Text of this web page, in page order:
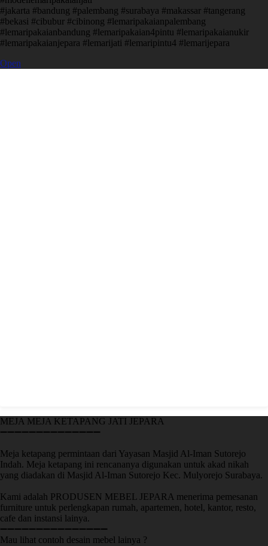
#jakarta #bandung #palembang #surabaya #makassar #tangerang
#bekasi #cibubur #cibinong #lemaripakaianpalembang
#lemaripakaianbandung #lemaripakaian4pintu #lemaripakaianukir
#lemaripakaianjepara #lemarijati #lemaripintu4 #lemarijepara
Open
MEJA MEJA KETAPANG JATI JEPARA
➖➖➖➖➖➖➖➖➖➖➖➖➖➖
Meja ketapang permintaan dari Yayasan Masjid Al-Iman Sutorejo
Indah. Meja ketapang ini rencananya digunakan untuk akad nikah
yang diadakan di Masjid Al-Iman Sutorejo Kec. Mulyorejo Surabaya.
Kami adalah PRODUSEN MEBEL JEPARA menerima pemesanan
furniture untuk perlengkapan rumah, apartemen, hotel, kantor, resto,
cafe dan instansi lainya.
➖➖➖➖➖➖➖➖➖➖➖➖➖➖➖
Mau lihat contoh desain mebel lainya ?